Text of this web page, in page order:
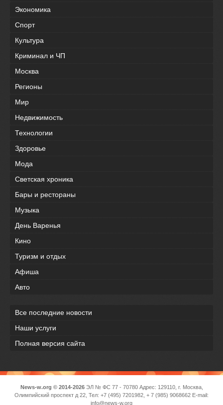
Экономика
Спорт
Культура
Криминал и ЧП
Москва
Регионы
Мир
Недвижимость
Технологии
Здоровье
Мода
Светская хроника
Бары и рестораны
Музыка
День Варенья
Кино
Туризм и отдых
Афиша
Авто
Все последние новости
Наши услуги
Полная версия сайта
News-w.org © 2014-2026ЭЛ № ФС 77 - 70780 Адрес: 129110, г. Москва,
Олимпийский проспект д 22, Тел: +7 (495) 7201982, + 7 (985) 9068662 E-mail:
info@news-w.org